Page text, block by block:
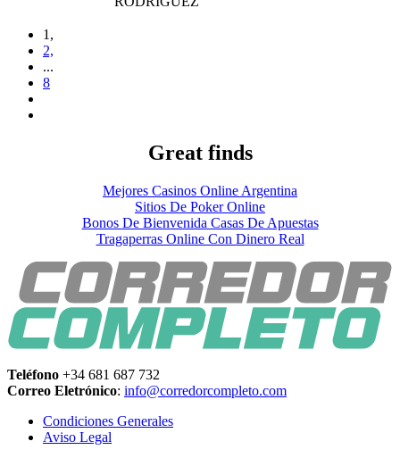
1,
2,
...
8
Great finds
Mejores Casinos Online Argentina
Sitios De Poker Online
Bonos De Bienvenida Casas De Apuestas
Tragaperras Online Con Dinero Real
Teléfono +34 681 687 732
Correo Eletrónico: info@corredorcompleto.com
Condiciones Generales
Aviso Legal